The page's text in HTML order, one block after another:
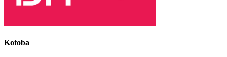
Kotoba